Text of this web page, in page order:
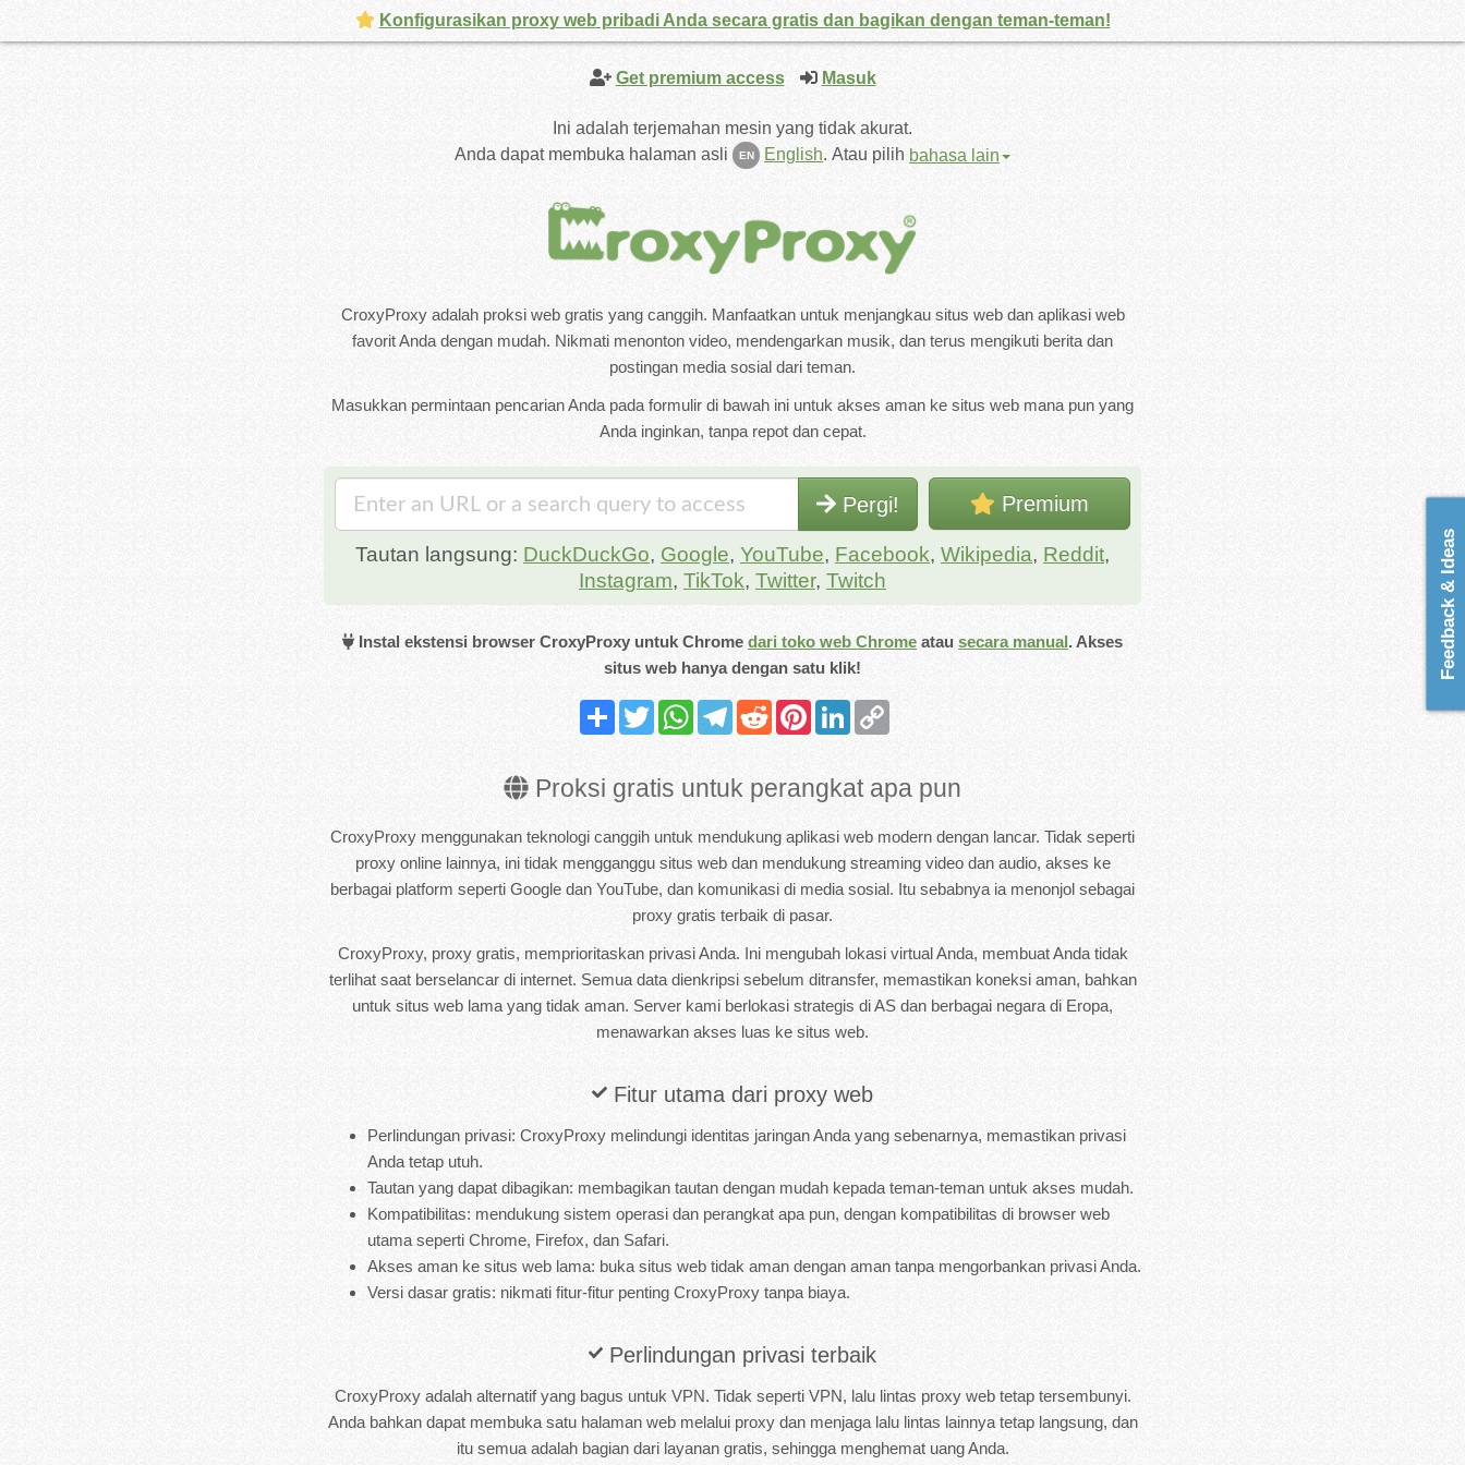
Get premium access Masuk
Ini adalah terjemahan mesin yang tidak akurat.
Anda dapat membuka halaman asli
EN English. Atau pilih bahasa lain
CroxyProxy adalah proksi web gratis yang canggih. Manfaatkan untuk menjangkau situs web dan aplikasi web
favorit Anda dengan mudah. Nikmati menonton video, mendengarkan musik, dan terus mengikuti berita dan
postingan media sosial dari teman.
Masukkan permintaan pencarian Anda pada formulir di bawah ini untuk akses aman ke situs web mana pun yang
Anda inginkan, tanpa repot dan cepat.
Pergi! Premium
Tautan langsung: DuckDuckGo, Google, YouTube, Facebook, Wikipedia, Reddit,
Instagram, TikTok, Twitter, Twitch
Instal ekstensi browser CroxyProxy untukChrome dari toko web Chrome atausecara manual. Akses
situs web hanya dengan satu klik!
Share TwitterWhatsAppTelegramRedditPinterestLinkedIn
Proksi gratis untuk perangkat apa pun
CroxyProxy menggunakan teknologi canggih untuk mendukung aplikasi web modern dengan lancar. Tidak seperti
proxy online lainnya, ini tidak mengganggu situs web dan mendukung streaming video dan audio, akses ke
berbagai platform seperti Google dan YouTube, dan komunikasi di media sosial. Itu sebabnya ia menonjol sebagai
proxy gratis terbaik di pasar.
CroxyProxy, proxy gratis, memprioritaskan privasi Anda. Ini mengubah lokasi virtual Anda, membuat Anda tidak
terlihat saat berselancar di internet. Semua data dienkripsi sebelum ditransfer, memastikan koneksi aman, bahkan
untuk situs web lama yang tidak aman. Server kami berlokasi strategis di AS dan berbagai negara di Eropa,
menawarkan akses luas ke situs web.
Fitur utama dari proxy web
Perlindungan privasi: CroxyProxy melindungi identitas jaringan Anda yang sebenarnya, memastikan privasi
Anda tetap utuh.
Tautan yang dapat dibagikan: membagikan tautan dengan mudah kepada teman-teman untuk akses mudah.
Kompatibilitas: mendukung sistem operasi dan perangkat apa pun, dengan kompatibilitas di browser web
utama seperti Chrome, Firefox, dan Safari.
Akses aman ke situs web lama: buka situs web tidak aman dengan aman tanpa mengorbankan privasi Anda.
Versi dasar gratis: nikmati fitur-fitur penting CroxyProxy tanpa biaya.
Perlindungan privasi terbaik
CroxyProxy adalah alternatif yang bagus untuk VPN. Tidak seperti VPN, lalu lintas proxy web tetap tersembunyi.
Anda bahkan dapat membuka satu halaman web melalui proxy dan menjaga lalu lintas lainnya tetap langsung, dan
itu semua adalah bagian dari layanan gratis, sehingga menghemat uang Anda.
Feedback & Ideas
Konfigurasikan proxy web pribadi Anda secara gratis dan bagikan dengan teman-teman!